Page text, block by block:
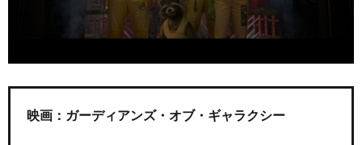
映画：ガーディアンズ・オブ・ギャラクシー